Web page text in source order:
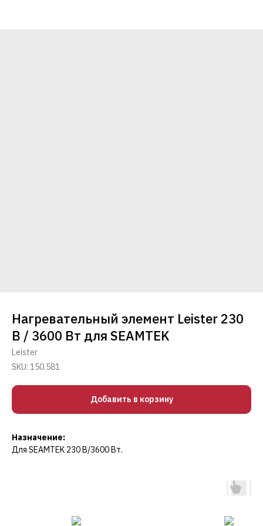
Нагревательный элемент Leister 230
В / 3600 Вт для SEAMTEK
Leister
SKU: 150.581
Добавить в корзину
Назначение:
Для SEAMTEK 230 В/3600 Вт.